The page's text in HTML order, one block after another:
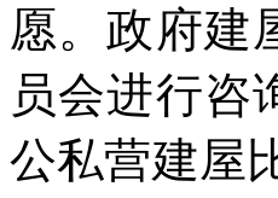
愿。政府建
员会进行咨
公私营建屋